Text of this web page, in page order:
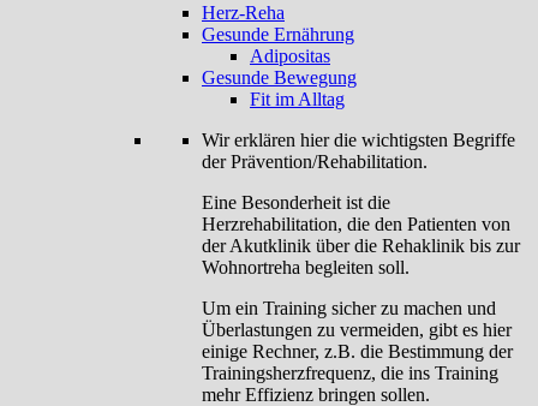
Herz-Reha
Gesunde Ernährung
Adipositas
Gesunde Bewegung
Fit im Alltag
Wir erklären hier die wichtigsten Begriffe
der Prävention/Rehabilitation.
Eine Besonderheit ist die
Herzrehabilitation, die den Patienten von
der Akutklinik über die Rehaklinik bis zur
Wohnortreha begleiten soll.
Um ein Training sicher zu machen und
Überlastungen zu vermeiden, gibt es hier
einige Rechner, z.B. die Bestimmung der
Trainingsherzfrequenz, die ins Training
mehr Effizienz bringen sollen.